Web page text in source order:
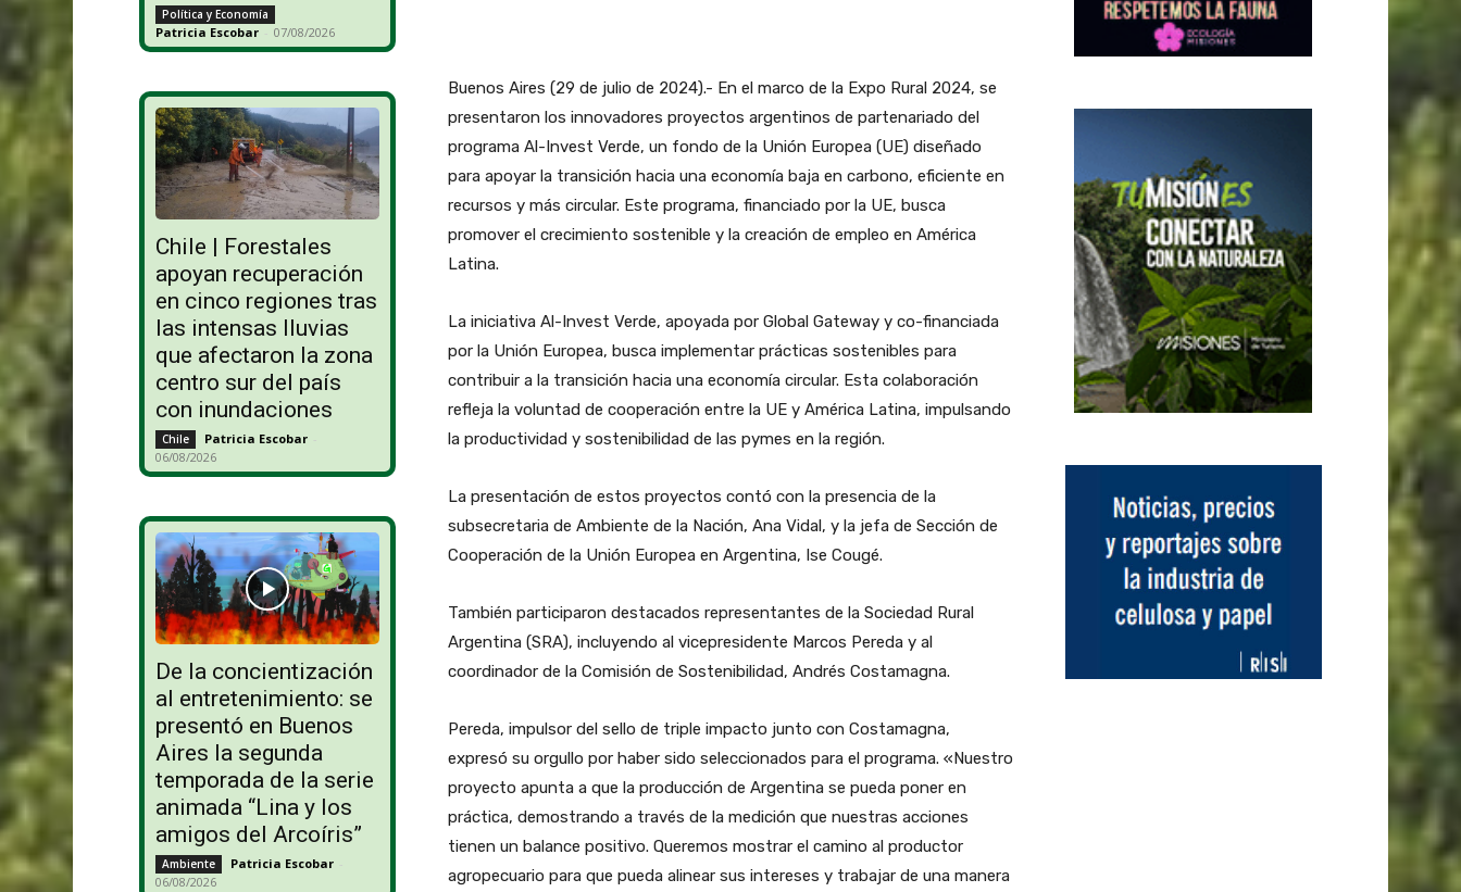
Política y Economía
Patricia Escobar - 07/08/2026
Chile | Forestales
apoyan recuperación
en cinco regiones tras
las intensas lluvias
que afectaron la zona
centro sur del país
con inundaciones
Chile Patricia Escobar -
06/08/2026
De la concientización
al entretenimiento: se
presentó en Buenos
Aires la segunda
temporada de la serie
animada “Lina y los
amigos del Arcoíris”
Ambiente Patricia Escobar -
06/08/2026
Buenos Aires (29 de julio de 2024).- En el marco de la Expo Rural 2024, se
presentaron los innovadores proyectos argentinos de partenariado del
programa Al-Invest Verde, un fondo de la Unión Europea (UE) diseñado
para apoyar la transición hacia una economía baja en carbono, eficiente en
recursos y más circular. Este programa, financiado por la UE, busca
promover el crecimiento sostenible y la creación de empleo en América
Latina.
La iniciativa Al-Invest Verde, apoyada por Global Gateway y co-financiada
por la Unión Europea, busca implementar prácticas sostenibles para
contribuir a la transición hacia una economía circular. Esta colaboración
refleja la voluntad de cooperación entre la UE y América Latina, impulsando
la productividad y sostenibilidad de las pymes en la región.
La presentación de estos proyectos contó con la presencia de la
subsecretaria de Ambiente de la Nación, Ana Vidal, y la jefa de Sección de
Cooperación de la Unión Europea en Argentina, Ise Cougé.
También participaron destacados representantes de la Sociedad Rural
Argentina (SRA), incluyendo al vicepresidente Marcos Pereda y al
coordinador de la Comisión de Sostenibilidad, Andrés Costamagna.
Pereda, impulsor del sello de triple impacto junto con Costamagna,
expresó su orgullo por haber sido seleccionados para el programa. «Nuestro
proyecto apunta a que la producción de Argentina se pueda poner en
práctica, demostrando a través de la medición que nuestras acciones
tienen un balance positivo. Queremos mostrar el camino al productor
agropecuario para que pueda alinear sus intereses y trabajar de una manera